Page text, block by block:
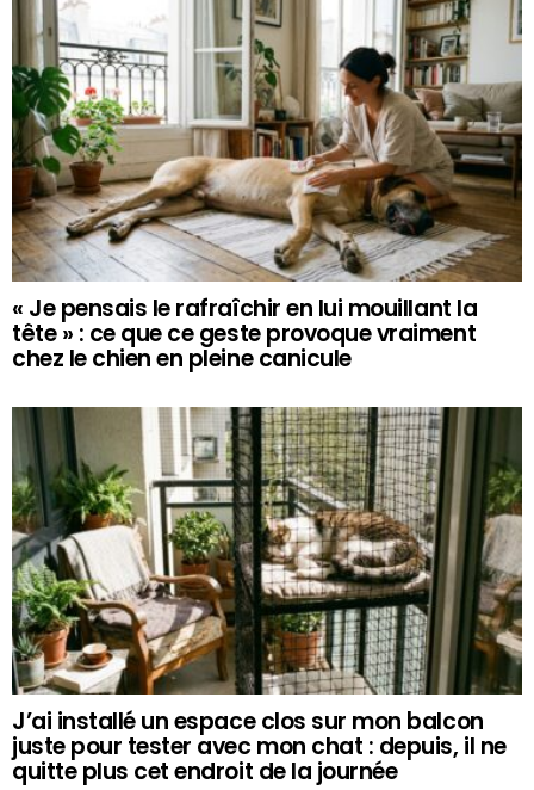
« Je pensais le rafraîchir en lui mouillant la
tête » : ce que ce geste provoque vraiment
chez le chien en pleine canicule
J’ai installé un espace clos sur mon balcon
juste pour tester avec mon chat : depuis, il ne
quitte plus cet endroit de la journée